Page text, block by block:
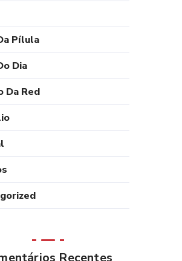
Pílula
Dia
Da Red
Recentes